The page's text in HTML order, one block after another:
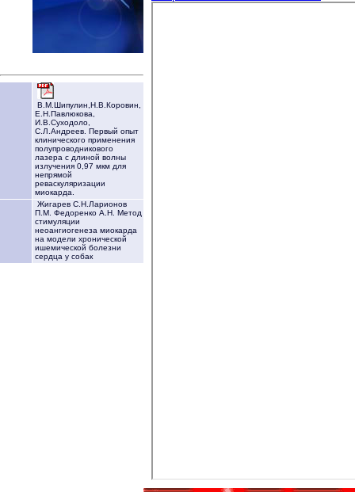
В.М.Шипулин,Н.В.Коровин,
Е.Н.Павлюкова,
И.В.Суходоло,
С.Л.Андреев. Первый опыт
клинического применения
полупроводникового
лазера с длиной волны
излучения 0,97 мкм для
непрямой
реваскуляризации
миокарда.
Жигарев С.Н.Ларионов
П.М. Федоренко А.Н. Метод
стимуляции
неоангиогенеза миокарда
на модели хронической
ишемической болезни
сердца у собак